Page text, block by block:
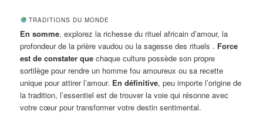
TRADITIONS DU MONDE
En somme, explorez la richesse du rituel africain d’amour, la
profondeur de la prière vaudou ou la sagesse des rituels . Force
est de constater que chaque culture possède son propre
sortilège pour rendre un homme fou amoureux ou sa recette
unique pour attirer l’amour. En définitive, peu importe l’origine de
la tradition, l’essentiel est de trouver la voie qui résonne avec
votre cœur pour transformer votre destin sentimental.